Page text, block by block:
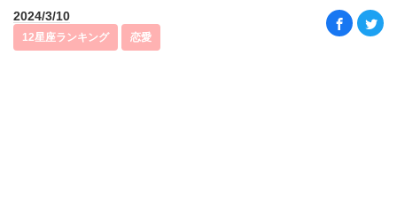
2024/3/10
12星座ランキング 恋愛